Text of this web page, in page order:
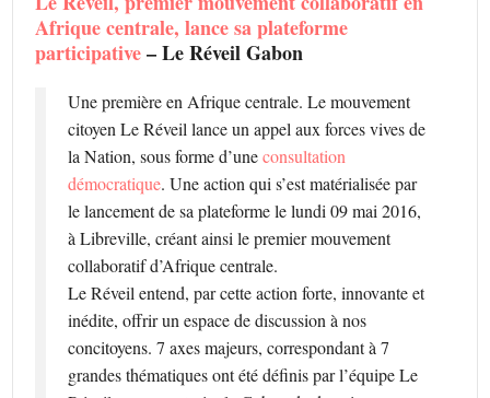
Afrique centrale, lance sa plateforme
participative– Le Réveil Gabon
Une première en Afrique centrale. Le mouvement
citoyen Le Réveil lance un appel aux forces vives de
la Nation, sous forme d’uneconsultation
démocratique. Une action qui s’est matérialisée par
le lancement de sa plateforme le lundi 09 mai 2016,
à Libreville, créant ainsi le premier mouvement
collaboratif d’Afrique centrale.
Le Réveil entend, par cette action forte, innovante et
inédite, offrir un espace de discussion à nos
concitoyens. 7 axes majeurs, correspondant à 7
grandes thématiques ont été définis par l’équipe Le